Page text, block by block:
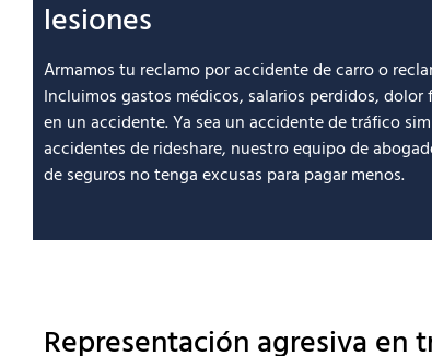
lesiones
Armamos tu reclamo por accidente de carro o
Incluimos gastos médicos, salarios perdidos,
en un accidente. Ya sea un accidente de tráfico
accidentes de rideshare, nuestro equipo de
de seguros no tenga excusas para pagar menos.
Representación agresiva en